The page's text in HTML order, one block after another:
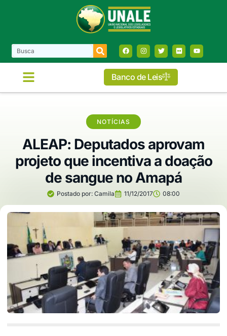
Banco de Leis
NOTÍCIAS
ALEAP: Deputados aprovam
projeto que incentiva a doação
de sangue no Amapá
Postado por: Camila 11/12/2017 08:00